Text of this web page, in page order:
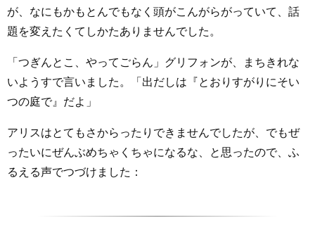
が、なにもかもとんでもなく頭がこんがらがっていて、話
題を変えたくてしかたありませんでした。
「つぎんとこ、やってごらん」グリフォンが、まちきれな
いようすで言いました。「出だしは『とおりすがりにそい
つの庭で』だよ」
アリスはとてもさからったりできませんでしたが、でもぜ
ったいにぜんぶめちゃくちゃになるな、と思ったので、ふ
るえる声でつづけました：